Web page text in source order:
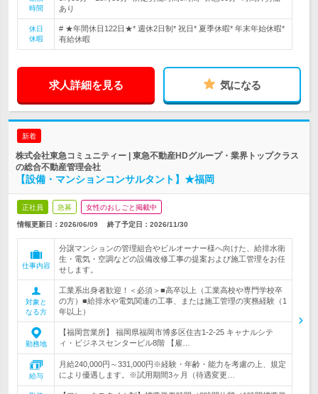
時間
あり
休日
休暇
# ★年間休日122日★* 週休2日制* 祝日* 夏季休暇* 年末年始休暇*
有給休暇
求人詳細を見る 気になる
新着
株式会社東急コミュニティー | 東急不動産HDグループ・業界トップクラス
の総合不動産管理会社
【設備・マンションコンサルタント】★福岡
正社員 急募 女性のおしごと掲載中
情報更新日：2026/06/09 終了予定日： 2026/11/30
仕事内容
分譲マンションの管理組合やビルオーナー様へ向けた、給排水衛
生・電気・空調などの設備改修工事の提案および施工管理をお任
せします。
対象と
なる方
工業系出身者歓迎！＜必須＞■高卒以上（工業高校や専門学校卒
の方）■給排水や電気関連の工事、または施工管理の実務経験（1
年以上）
勤務地
【福岡営業所】 福岡県福岡市博多区住吉1-2-25 キャナルシテ
ィ・ビジネスセンタービル8階 【雇…
給与
月給240,000円～331,000円※経験・年齢・能力を考慮の上、規定
により優遇します。※試用期間3ヶ月（待遇変更…